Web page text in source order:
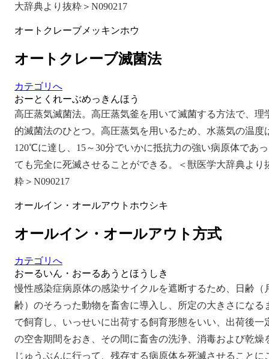
大辞典より抜粋＞N090217
オートクレーブメッキンホウ
オートクレーブ滅菌法
カテゴリへ
おーとくれーぶめっきんほう
高圧蒸気滅菌法。高圧蒸気釜を用いて滅菌する方法で、理
的滅菌法のひとつ。高圧蒸気を用いるため、水蒸気の温度
120℃に達し、15～30分でいかに抵抗力の強い病原体であっ
ても完全に死滅させることができる。＜獣医学大辞典より
粋＞N090217
オールイン・オールアウトホウシキ
オールイン・オールアウト方式
カテゴリへ
おーるいん・おーるあうとほうしき
慢性感染症病原体の感染サイクルを遮断するため、日齢（
齢）のそろった動物を畜舎に導入し、所定の大きさになる
で飼育し、いっせいに出荷する飼育形態をいい、出荷後一
の空舎期間をおき、その間に畜舎の洗浄、消毒および乾燥
じゅうぶんに行って、残存する病原体を死滅させることに